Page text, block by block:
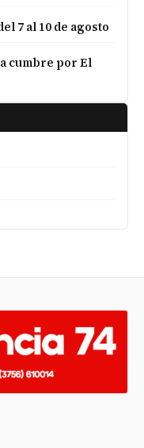
7 al 10 de agosto
cumbre por El